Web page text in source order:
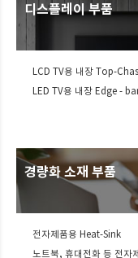
디스플레이 부품
LCD TV용 내장 Top-
LED TV용 내장 Edge -
경량화 소재 부품
전자제품용 Heat-Sink
노트북, 휴대전화 등 전자